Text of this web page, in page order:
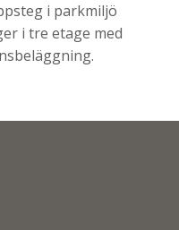
i parkmiljö
i tre etage med